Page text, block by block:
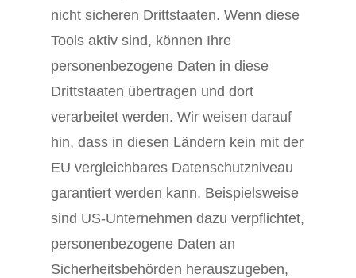
nicht sicheren Drittstaaten. Wenn diese
Tools aktiv sind, können Ihre
personenbezogene Daten in diese
Drittstaaten übertragen und dort
verarbeitet werden. Wir weisen darauf
hin, dass in diesen Ländern kein mit der
EU vergleichbares Datenschutzniveau
garantiert werden kann. Beispielsweise
sind US-Unternehmen dazu verpflichtet,
personenbezogene Daten an
Sicherheitsbehörden herauszugeben,